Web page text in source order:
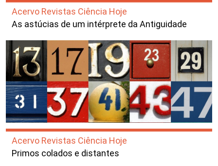
Acervo Revistas Ciência Hoje
As astúcias de um intérprete da Antiguidade
Acervo Revistas Ciência Hoje
Primos colados e distantes